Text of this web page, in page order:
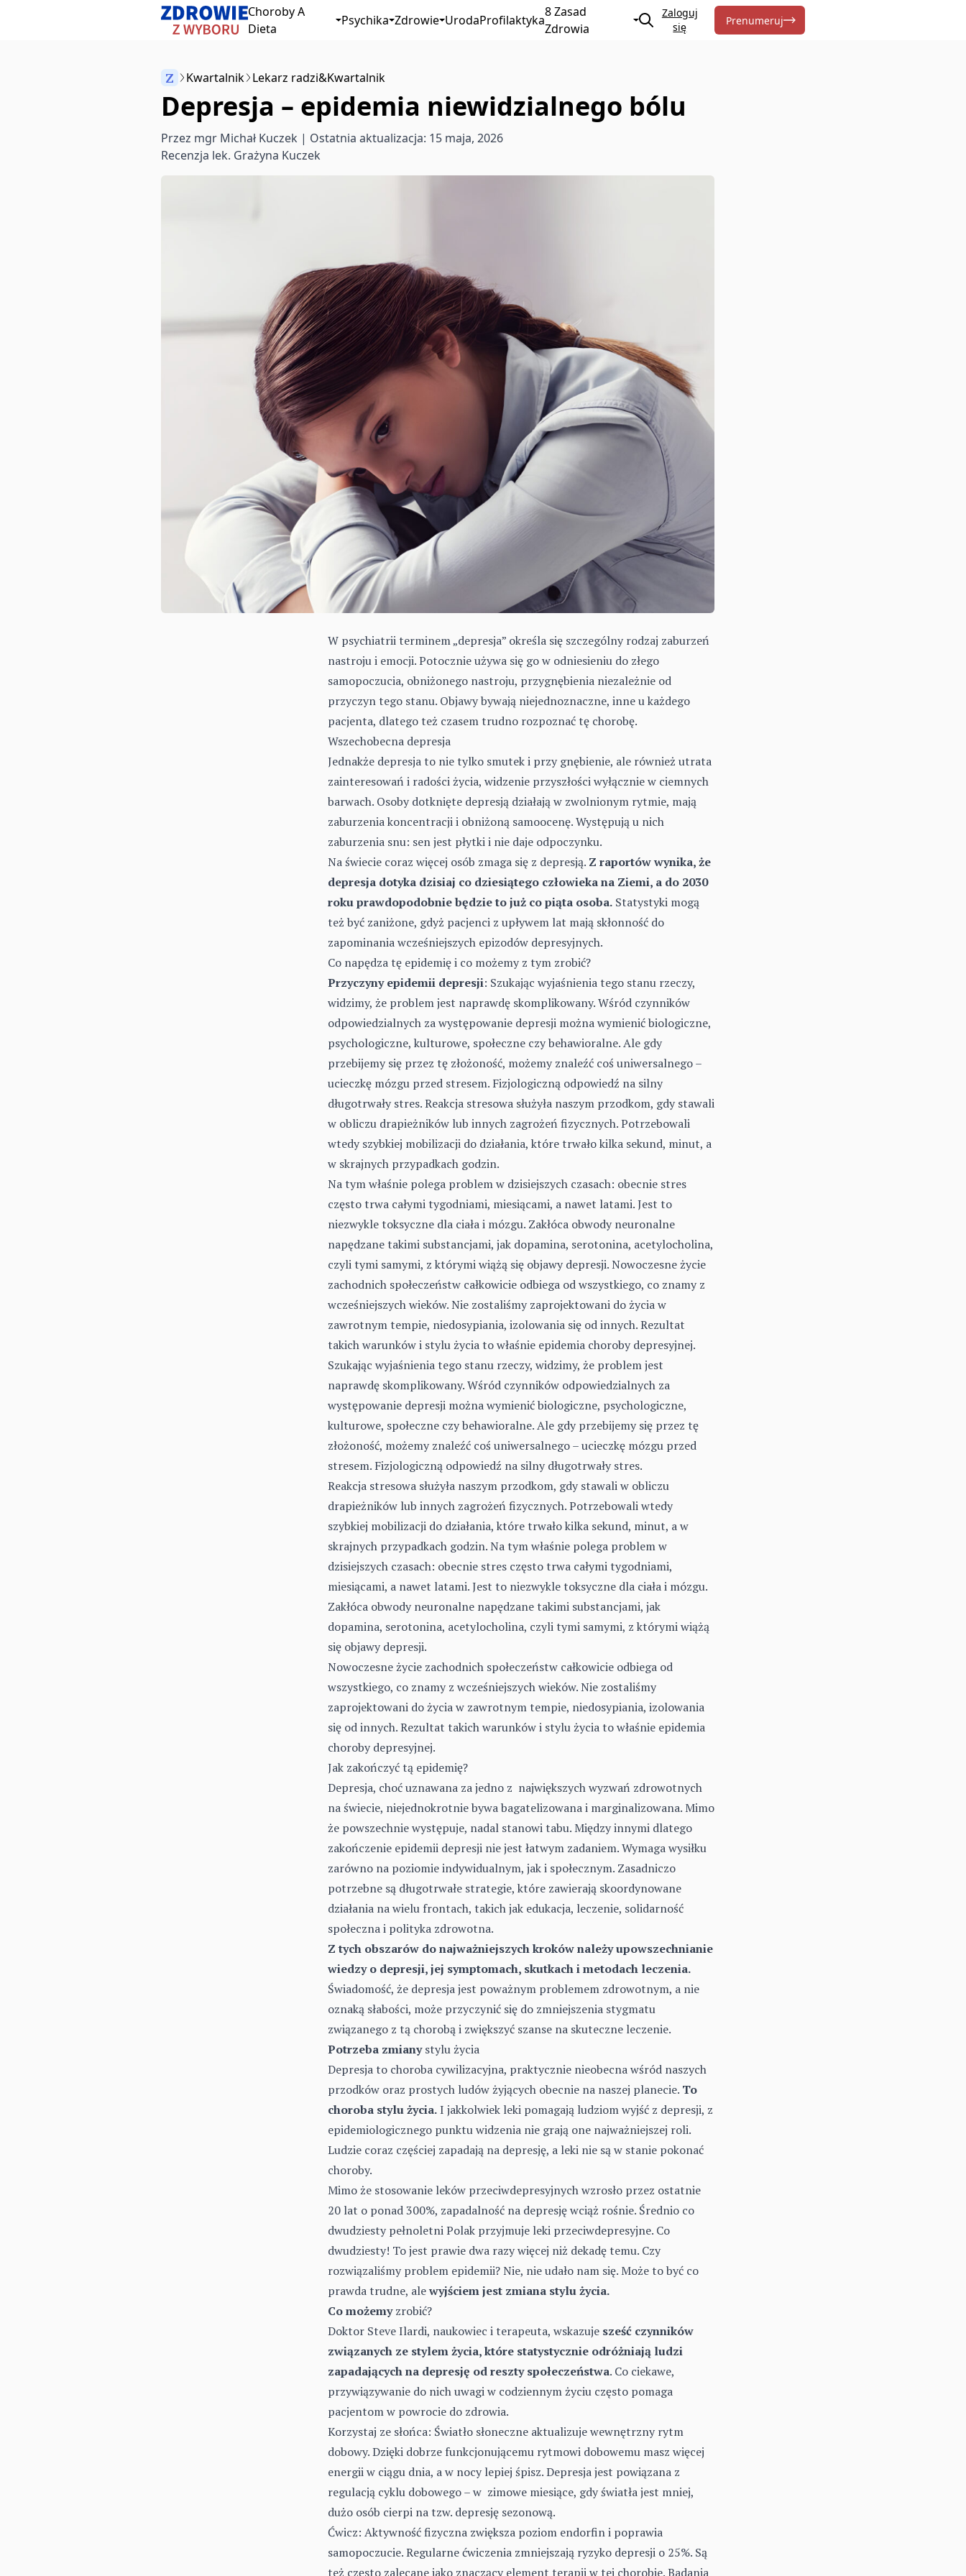
Choroby A
Dieta
Psychika Zdrowie UrodaProfilaktyka
8 Zasad
Zdrowia
Zaloguj
się
Prenumeruj
Anuluj
Zacznij pisać, aby wyszukać artykuły
Z Kwartalnik Lekarz radzi&Kwartalnik
Depresja – epidemia niewidzialnego bólu
Przez mgr Michał Kuczek | Ostatnia aktualizacja: 15 maja, 2026
Recenzja lek. Grażyna Kuczek
W psychiatrii terminem „depresja” określa się szczególny rodzaj zaburzeń
nastroju i emocji. Potocznie używa się go w odniesieniu do złego
samopoczucia, obniżonego nastroju, przygnębienia niezależnie od
przyczyn tego stanu. Objawy bywają niejednoznaczne, inne u każdego
pacjenta, dlatego też czasem trudno rozpoznać tę chorobę.
Wszechobecna depresja
Jednakże depresja to nie tylko smutek i przy gnębienie, ale również utrata
zainteresowań i radości życia, widzenie przyszłości wyłącznie w ciemnych
barwach. Osoby dotknięte depresją działają w zwolnionym rytmie, mają
zaburzenia koncentracji i obniżoną samoocenę. Występują u nich
zaburzenia snu: sen jest płytki i nie daje odpoczynku.
Na świecie coraz więcej osób zmaga się z depresją. Z raportów wynika, że
depresja dotyka dzisiaj co dziesiątego człowieka na Ziemi, a do 2030
roku prawdopodobnie będzie to już co piąta osoba.Statystyki mogą
też być zaniżone, gdyż pacjenci z upływem lat mają skłonność do
zapominania wcześniejszych epizodów depresyjnych.
Co napędza tę epidemię i co możemy z tym zrobić?
Przyczyny epidemii depresji: Szukając wyjaśnienia tego stanu rzeczy,
widzimy, że problem jest naprawdę skomplikowany. Wśród czynników
odpowiedzialnych za występowanie depresji można wymienić biologiczne,
psychologiczne, kulturowe, społeczne czy behawioralne. Ale gdy
przebijemy się przez tę złożoność, możemy znaleźć coś uniwersalnego –
ucieczkę mózgu przed stresem. Fizjologiczną odpowiedź na silny
długotrwały stres. Reakcja stresowa służyła naszym przodkom, gdy stawali
w obliczu drapieżników lub innych zagrożeń fizycznych. Potrzebowali
wtedy szybkiej mobilizacji do działania, które trwało kilka sekund, minut, a
w skrajnych przypadkach godzin.
Na tym właśnie polega problem w dzisiejszych czasach: obecnie stres
często trwa całymi tygodniami, miesiącami, a nawet latami. Jest to
niezwykle toksyczne dla ciała i mózgu. Zakłóca obwody neuronalne
napędzane takimi substancjami, jak dopamina, serotonina, acetylocholina,
czyli tymi samymi, z którymi wiążą się objawy depresji. Nowoczesne życie
zachodnich społeczeństw całkowicie odbiega od wszystkiego, co znamy z
wcześniejszych wieków. Nie zostaliśmy zaprojektowani do życia w
zawrotnym tempie, niedosypiania, izolowania się od innych. Rezultat
takich warunków i stylu życia to właśnie epidemia choroby depresyjnej.
Szukając wyjaśnienia tego stanu rzeczy, widzimy, że problem jest
naprawdę skomplikowany. Wśród czynników odpowiedzialnych za
występowanie depresjimożna wymienić biologiczne, psychologiczne,
kulturowe, społeczne czy behawioralne. Ale gdy przebijemy się przez tę
złożoność, możemy znaleźć coś uniwersalnego – ucieczkę mózgu przed
stresem. Fizjologiczną odpowiedź na silny długotrwały stres.
Reakcja stresowa służyła naszym przodkom, gdy stawali w obliczu
drapieżników lub innych zagrożeń fizycznych. Potrzebowali wtedy
szybkiej mobilizacji do działania, które trwało kilka sekund, minut, a w
skrajnych przypadkach godzin. Na tym właśnie polega problem w
dzisiejszych czasach: obecnie stres często trwa całymi tygodniami,
miesiącami, a nawet latami. Jest to niezwykle toksyczne dla ciała i mózgu.
Zakłóca obwody neuronalne napędzane takimi substancjami, jak
dopamina, serotonina, acetylocholina, czyli tymi samymi, z którymi wiążą
się objawy depresji.
Nowoczesne życie zachodnich społeczeństw całkowicie odbiega od
wszystkiego, co znamy z wcześniejszych wieków. Nie zostaliśmy
zaprojektowani do życia w zawrotnym tempie, niedosypiania, izolowania
się od innych. Rezultat takich warunków i stylu życia to właśnie epidemia
choroby depresyjnej.
Jak zakończyć tą epidemię?
Depresja, choć uznawana za jedno z największych wyzwań zdrowotnych
na świecie, niejednokrotnie bywa bagatelizowana i marginalizowana. Mimo
że powszechnie występuje, nadal stanowi tabu. Między innymi dlatego
zakończenie epidemii depresji nie jest łatwym zadaniem. Wymaga wysiłku
zarówno na poziomie indywidualnym, jak i społecznym. Zasadniczo
potrzebne są długotrwałe strategie, które zawierają skoordynowane
działania na wielu frontach, takich jak edukacja, leczenie, solidarność
społeczna i polityka zdrowotna.
Z tych obszarów do najważniejszych kroków należy upowszechnianie
wiedzy o depresji, jej symptomach, skutkach i metodach leczenia.
Świadomość, że depresjajest poważnym problemem zdrowotnym, a nie
oznaką słabości, może przyczynić się do zmniejszenia stygmatu
związanego z tą chorobą i zwiększyć szanse na skuteczne leczenie.
Potrzeba zmianystylu życia
Depresja to choroba cywilizacyjna, praktycznie nieobecna wśród naszych
przodków oraz prostych ludów żyjących obecnie na naszej planecie. To
choroba stylu życia.I jakkolwiek leki pomagają ludziom wyjść z depresji, z
epidemiologicznego punktu widzenia nie grają one najważniejszej roli.
Ludzie coraz częściej zapadają na depresję, a leki nie są w stanie pokonać
choroby.
Mimo że stosowanie leków przeciwdepresyjnych wzrosło przez ostatnie
20 lat o ponad 300%, zapadalność na depresję wciąż rośnie. Średnio co
dwudziesty pełnoletni Polak przyjmuje leki przeciwdepresyjne. Co
dwudziesty! To jest prawie dwa razy więcej niż dekadę temu. Czy
rozwiązaliśmy problem epidemii? Nie, nie udało nam się. Może to być co
prawda trudne, alewyjściem jest zmiana stylu życia.
Co możemyzrobić?
Doktor Steve Ilardi, naukowiec i terapeuta, wskazuje sześć czynników
związanych ze stylem życia, które statystycznie odróżniają ludzi
zapadających na depresję od reszty społeczeństwa. Co ciekawe,
przywiązywanie do nich uwagi w codziennym życiu często pomaga
pacjentom w powrocie do zdrowia.
Korzystaj ze słońca: Światło słoneczne aktualizuje wewnętrzny rytm
dobowy. Dzięki dobrze funkcjonującemu rytmowi dobowemu masz więcej
energii w ciągu dnia, a w nocy lepiej śpisz. Depresja jest powiązana z
regulacją cyklu dobowego – w zimowe miesiące, gdy światła jest mniej,
dużo osób cierpi na tzw. depresję sezonową.
Ćwicz: Aktywność fizyczna zwiększa poziom endorfin i poprawia
samopoczucie. Regularne ćwiczenia zmniejszają ryzyko depresji o 25%. Są
też często zalecane jako znaczący element terapii w tej chorobie. Badania